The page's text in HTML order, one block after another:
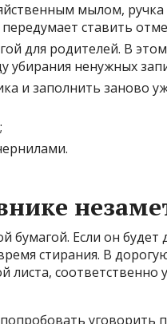
мылом, ручка
ставить
для родителей. В этом
убирания ненужных
и заполнить заново
бумагой. Если он будет
стирания. В
листа, соответственно
уговорить